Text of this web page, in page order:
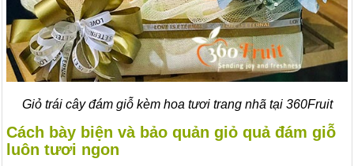
Giỏ trái cây đám giỗ kèm hoa tươi trang nhã tại 360Fruit
Cách bày biện và bảo quản giỏ quả đám giỗ
luôn tươi ngon